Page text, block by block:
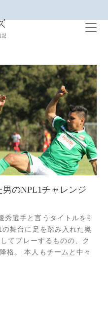
記
男のNPL1チャレンジ
選手と言うタイトルを引
舞台に足を踏み入れた奥
てプレーするものの、ク
格。 本人もチームと中々
えた。 【Illawarra